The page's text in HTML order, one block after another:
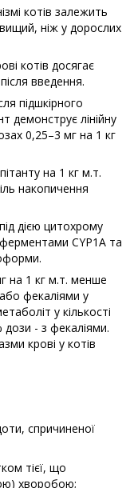
котів залежить
вищий, ніж у дорослих
котів досягає
введення.
підшкірного
демонструє лінійну
0,25–3 мг на 1 кг
на 1 кг м.т.
накопичення
дією цитохрому
CYP1A та
на 1 кг м.т. менше
фекаліями у
у кількості
дози - з фекаліями.
крові у котів
спричиненої
тієї, що
хворобою;